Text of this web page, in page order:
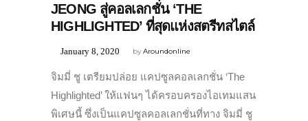
JEONG สู่คอลเลกชั่น ‘THE
HIGHLIGHTED’ ที่สุดแห่งสตรีทสไตล์
byAroundonline
January 8, 2020
จิมมี่ ชู เตรียมปล่อย แคปซูลคอลเลกชั่น ‘The
Highlighted’ ให้แฟนๆ ได้ครอบครองไอเทมแสน
พิเศษนี้ ซึ่งเป็นแคปซูลคอลเลกชั่นที่ทาง จิมมี่ ชู